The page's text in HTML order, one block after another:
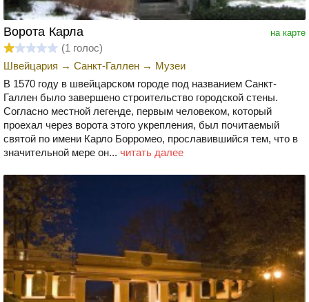
на карте
Ворота Карла
(1 голос)
Швейцария → Санкт-Галлен → Музеи
В 1570 году в швейцарском городе под названием Санкт-
Галлен было завершено строительство городской стены.
Согласно местной легенде, первым человеком, который
проехал через ворота этого укрепления, был почитаемый
святой по имени Карло Борромео, прославившийся тем, что в
значительной мере он... читать далее